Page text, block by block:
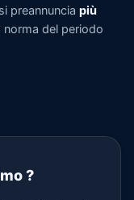
preannuncia più
norma del periodo
?